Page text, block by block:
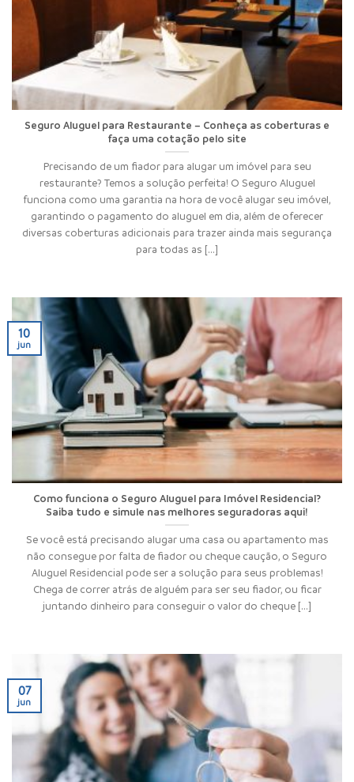
Seguro Aluguel para Restaurante – Conheça as coberturas e
faça uma cotação pelo site
Precisando de um fiador para alugar um imóvel para seu
restaurante? Temos a solução perfeita! O Seguro Aluguel
funciona como uma garantia na hora de você alugar seu imóvel,
garantindo o pagamento do aluguel em dia, além de oferecer
diversas coberturas adicionais para trazer ainda mais segurança
para todas as [...]
Como funciona o Seguro Aluguel para Imóvel Residencial?
Saiba tudo e simule nas melhores seguradoras aqui!
Se você está precisando alugar uma casa ou apartamento mas
não consegue por falta de fiador ou cheque caução, o Seguro
Aluguel Residencial pode ser a solução para seus problemas!
Chega de correr atrás de alguém para ser seu fiador, ou ficar
juntando dinheiro para conseguir o valor do cheque [...]
10
jun
07
jun